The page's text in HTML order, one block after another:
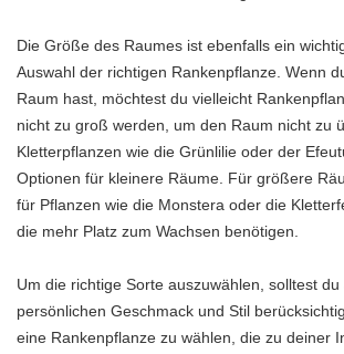
Die Größe des Raumes ist ebenfalls ein
Auswahl der richtigen Rankenpflanze. Wenn
Raum hast, möchtest du vielleicht
nicht zu groß werden, um den Raum nicht zu
Kletterpflanzen wie die Grünlilie oder der
Optionen für kleinere Räume. Für größere
für Pflanzen wie die Monstera oder die
die mehr Platz zum Wachsen benötigen.
Um die richtige Sorte auszuwählen, solltest
persönlichen Geschmack und Stil
eine Rankenpflanze zu wählen, die zu deiner